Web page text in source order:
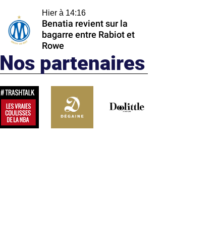
Hier à 14:16
Benatia revient sur la
bagarre entre Rabiot et
Rowe
Nos partenaires